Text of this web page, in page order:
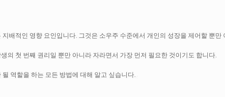
지배적인 영향 요인입니다. 그것은 소우주 수준에서 개인의 성장을 제어할 뿐
의 첫 번째 권리일 뿐만 아니라 자라면서 가장 먼저 필요한 것이기도 합니다.
역할을 하는 모든 방법에 대해 알고 싶습니다.